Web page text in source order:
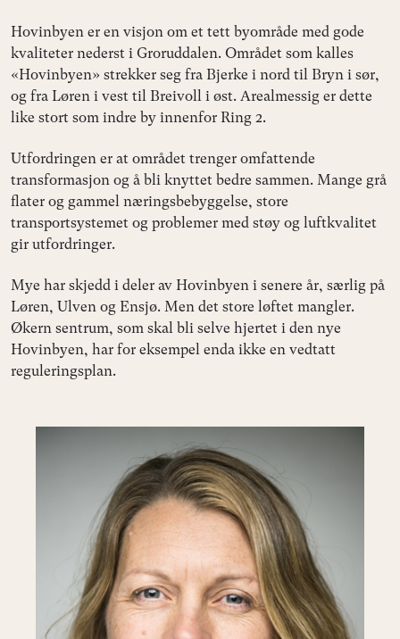
Hovinbyen er en visjon om et tett byområde med gode
kvaliteter nederst i Groruddalen. Området som kalles
«Hovinbyen» strekker seg fra Bjerke i nord til Bryn i sør,
og fra Løren i vest til Breivoll i øst. Arealmessig er dette
like stort som indre by innenfor Ring 2.
Utfordringen er at området trenger omfattende
transformasjon og å bli knyttet bedre sammen. Mange grå
flater og gammel næringsbebyggelse, store
transportsystemet og problemer med støy og luftkvalitet
gir utfordringer.
Mye har skjedd i deler av Hovinbyen i senere år, særlig på
Løren, Ulven og Ensjø. Men det store løftet mangler.
Økern sentrum, som skal bli selve hjertet i den nye
Hovinbyen, har for eksempel enda ikke en vedtatt
reguleringsplan.